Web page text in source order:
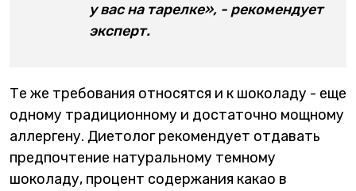
у вас на тарелке», - рекомендует
эксперт.
Те же требования относятся и к шоколаду - еще
одному традиционному и достаточно мощному
аллергену. Диетолог рекомендует отдавать
предпочтение натуральному темному
шоколаду, процент содержания какао в